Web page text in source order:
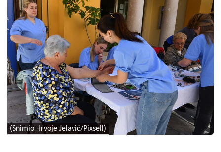
(Snimio Hrvoje Jelavić/Pixsell)